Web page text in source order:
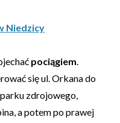
Niedzicy
pociągiem.
się ul. Orkana do
zdrojowego,
a potem po prawej